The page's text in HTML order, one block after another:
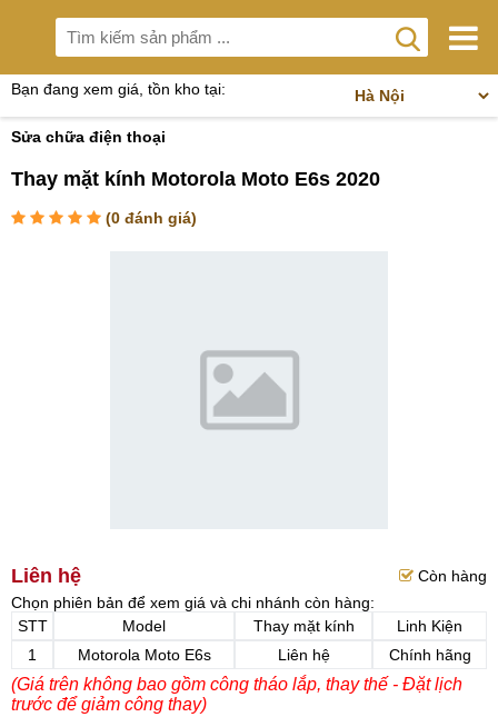
Bạn đang xem giá, tồn kho tại:
Sửa chữa điện thoại
Thay mặt kính Motorola Moto E6s 2020
(0 đánh giá)
Liên hệ
Còn hàng
Chọn phiên bản để xem giá và chi nhánh còn hàng:
STT
Model Thay mặt kính
Linh Kiện
1
Motorola Moto E6s Liên hệ Chính hãng
(Giá trên không bao gồm công tháo lắp, thay thế - Đặt lịch
trước để giảm công thay)